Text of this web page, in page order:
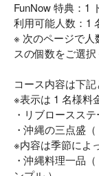
FunNow 特典：1
利用可能人数：1
※ 次のページで人
スの個数をご選択
コース内容は下記
※表示は 1 名様料
・リブロースス
・沖縄の三点盛
※内容は季節によ
・沖縄料理一品